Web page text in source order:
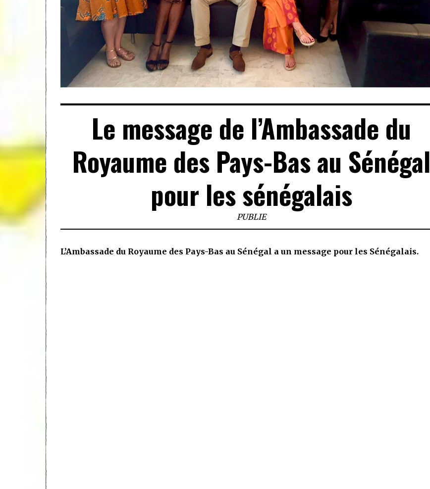
Le message de l’Ambassade du
Royaume des Pays-Bas au Sénégal
pour les sénégalais
PUBLIE
L’Ambassade du Royaume des Pays-Bas au Sénégal a un message pour les Sénégalais.